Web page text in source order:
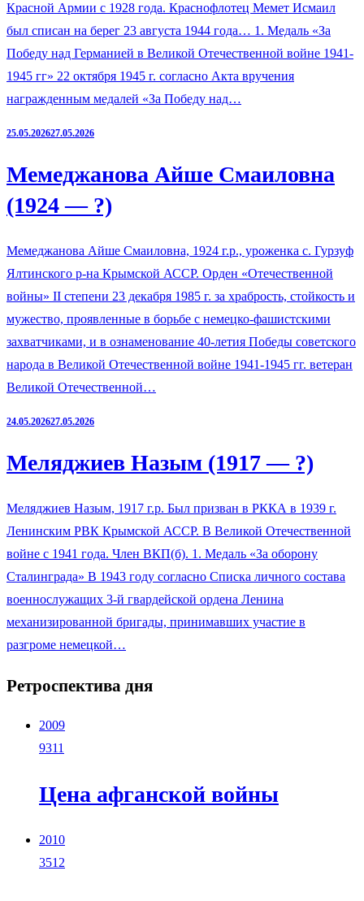
Красной Армии с 1928 года. Краснофлотец Мемет Исмаил
был списан на берег 23 августа 1944 года… 1. Медаль «За
Победу над Германией в Великой Отечественной войне 1941-
1945 гг» 22 октября 1945 г. согласно Акта вручения
награжденным медалей «За Победу над…
25.05.202627.05.2026
Мемеджанова Айше Смаиловна
(1924 — ?)
Мемеджанова Айше Смаиловна, 1924 г.р., уроженка с. Гурзуф
Ялтинского р-на Крымской АССР. Орден «Отечественной
войны» II степени 23 декабря 1985 г. за храбрость, стойкость и
мужество, проявленные в борьбе с немецко-фашистскими
захватчиками, и в ознаменование 40-летия Победы советского
народа в Великой Отечественной войне 1941-1945 гг. ветеран
Великой Отечественной…
24.05.202627.05.2026
Меляджиев Назым (1917 — ?)
Меляджиев Назым, 1917 г.р. Был призван в РККА в 1939 г.
Ленинским РВК Крымской АССР. В Великой Отечественной
войне с 1941 года. Член ВКП(б). 1. Медаль «За оборону
Сталинграда» В 1943 году согласно Списка личного состава
военнослужащих 3-й гвардейской ордена Ленина
механизированной бригады, принимавших участие в
разгроме немецкой…
Ретроспектива дня
2009
9311
Цена афганской войны
2010
3512